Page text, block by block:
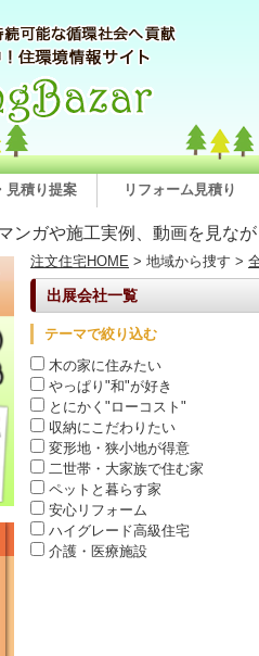
見積り提案 リフォーム見積り
ンガや施工実例、動画を見な
注文住宅HOME > 地域から捜す >
出展会社一覧
テーマで絞り込む
木の家に住みたい
やっぱり"和"が好き
とにかく"ローコスト"
収納にこだわりたい
変形地・狭小地が得意
二世帯・大家族で住む家
ペットと暮らす家
安心リフォーム
ハイグレード高級住宅
介護・医療施設